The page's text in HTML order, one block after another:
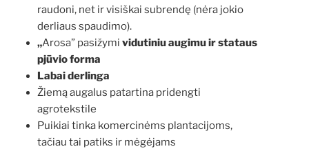
raudoni, net ir visiškai subrendę (nėra jokio
derliaus spaudimo).
„Arosa” pasižymi vidutiniu augimu ir stataus
pjūvio forma
Labai derlinga
Žiemą augalus patartina pridengti
agrotekstile
Puikiai tinka komercinėms plantacijoms,
tačiau tai patiks ir mėgėjams